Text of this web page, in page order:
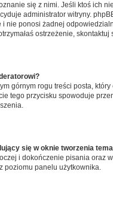
się z nimi. Jeśli ktoś ich
administrator witryny.
nie ponosi żadnej
ostrzeżenie,
górnym rogu treści posta,
tego przycisku spowoduje
się w oknie tworzenia
i dokończenie pisania oraz
poziomu panelu użytkownika.